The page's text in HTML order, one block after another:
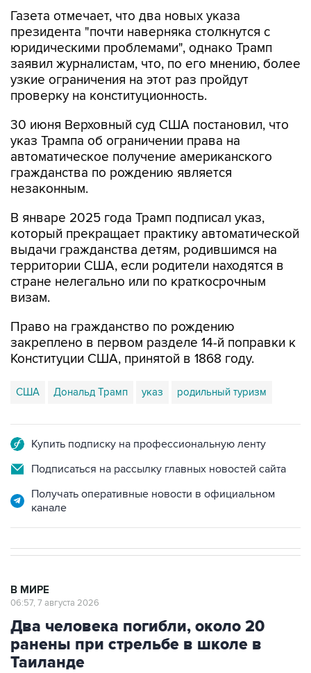
Газета отмечает, что два новых указа
президента "почти наверняка столкнутся с
юридическими проблемами", однако Трамп
заявил журналистам, что, по его мнению, более
узкие ограничения на этот раз пройдут
проверку на конституционность.
30 июня Верховный суд США постановил, что
указ Трампа об ограничении права на
автоматическое получение американского
гражданства по рождению является
незаконным.
В январе 2025 года Трамп подписал указ,
который прекращает практику автоматической
выдачи гражданства детям, родившимся на
территории США, если родители находятся в
стране нелегально или по краткосрочным
визам.
Право на гражданство по рождению
закреплено в первом разделе 14-й поправки к
Конституции США, принятой в 1868 году.
США Дональд Трамп указ родильный туризм
Купить подписку на профессиональную ленту
Подписаться на рассылку главных новостей сайта
Получать оперативные новости в официальном
канале
В МИРЕ
06:57, 7 августа 2026
Два человека погибли, около 20
ранены при стрельбе в школе в
Таиланде